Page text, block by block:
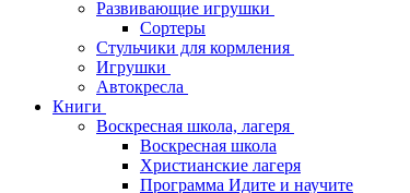
Развивающие игрушки
Сортеры
Стульчики для кормления
Игрушки
Автокресла
Книги
Воскресная школа, лагеря
Воскресная школа
Христианские лагеря
Программа Идите и научите